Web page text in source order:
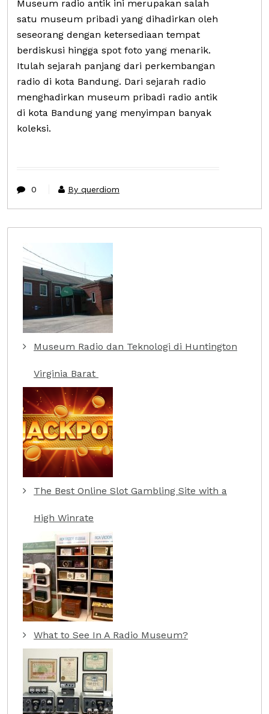
Museum radio antik ini merupakan salah
satu museum pribadi yang dihadirkan oleh
seseorang dengan ketersediaan tempat
berdiskusi hingga spot foto yang menarik.
Itulah sejarah panjang dari perkembangan
radio di kota Bandung. Dari sejarah radio
menghadirkan museum pribadi radio antik
di kota Bandung yang menyimpan banyak
koleksi.
0 By querdiom
Museum Radio dan Teknologi di Huntington
Virginia Barat
The Best Online Slot Gambling Site with a
High Winrate
What to See In A Radio Museum?